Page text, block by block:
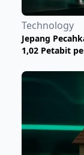
Technology
Jepang
1,02 Petabit